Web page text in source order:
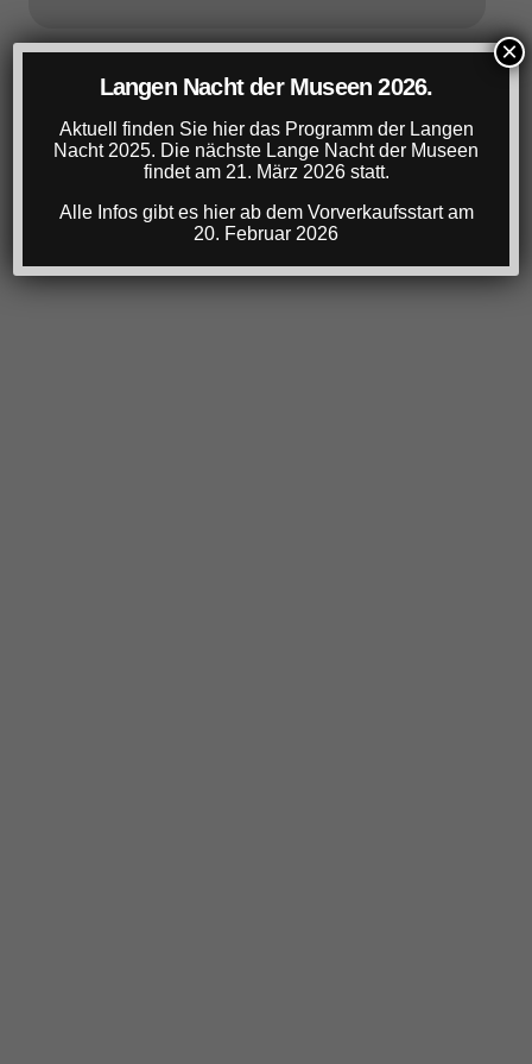
Langen Nacht der Museen 2026.
Aktuell finden Sie hier das Programm der Langen
Nacht 2025. Die nächste Lange Nacht der Museen
findet am 21. März 2026 statt.
Alle Infos gibt es hier ab dem Vorverkaufsstart am
20. Februar 2026
×